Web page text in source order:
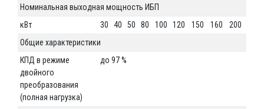
Номинальная выходная мощность ИБП
кВт
30 40 50 80 100 120 150 160
200
Общие характеристики
КПД в режиме
двойного
преобразования
(полная нагрузка)
до 97 %